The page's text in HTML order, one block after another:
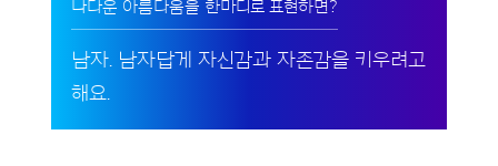
나다운 아름다움을 한마디로 표현하면?
남자. 남자답게 자신감과 자존감을 키우려고
해요.